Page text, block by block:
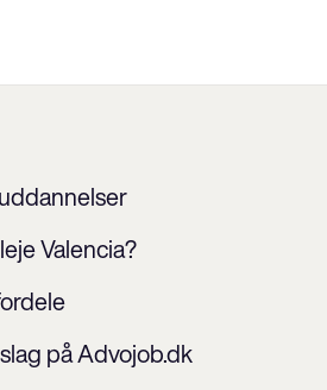
Valencia?
på Advojob.dk